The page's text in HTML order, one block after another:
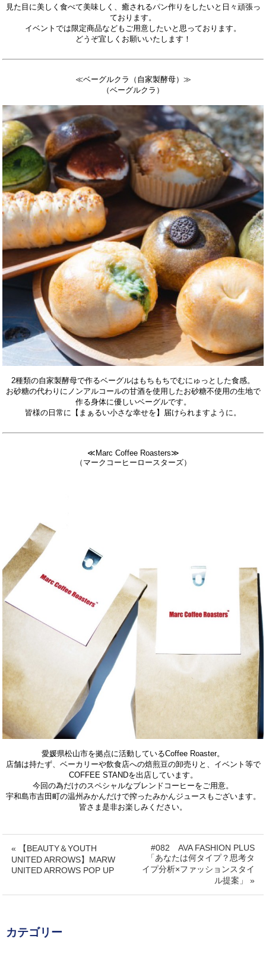
見た目に美しく食べて美味しく、癒されるパン作りをしたいと日々頑張っ
ております。
イベントでは限定商品などもご用意したいと思っております。
どうぞ宜しくお願いいたします！
≪ベーグルクラ（自家製酵母）≫
（ベーグルクラ）
2種類の自家製酵母で作るベーグルはもちもちでむにゅっとした食感。
お砂糖の代わりにノンアルコールの甘酒を使用したお砂糖不使用の生地で
作る身体に優しいベーグルです。
皆様の日常に【まぁるい小さな幸せを】届けられますように。
≪Marc Coffee Roasters≫
（マークコーヒーロースターズ）
愛媛県松山市を拠点に活動しているCoffee Roaster。
店舗は持たず、ベーカリーや飲食店への焙煎豆の卸売りと、イベント等で
COFFEE STANDを出店しています。
今回の為だけのスペシャルなブレンドコーヒーをご用意。
宇和島市吉田町の温州みかんだけで搾ったみかんジュースもございます。
皆さま是非お楽しみください。
« 【BEAUTY＆YOUTH
UNITED ARROWS】MARW
UNITED ARROWS POP UP
#082 AVA FASHION PLUS
「あなたは何タイプ？思考タ
イプ分析×ファッションスタイ
ル提案」 »
カテゴリー